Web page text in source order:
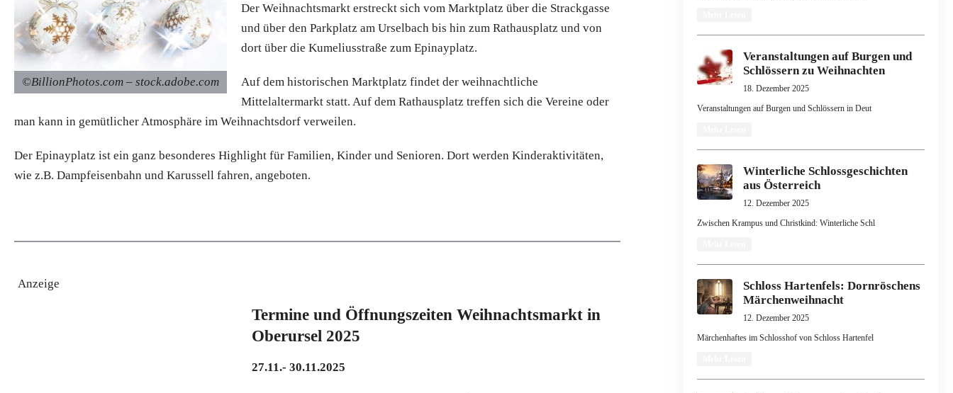
©BillionPhotos.com – stock.adobe.com
Der Weihnachtsmarkt erstreckt sich vom Marktplatz über die Strackgasse
und über den Parkplatz am Urselbach bis hin zum Rathausplatz und von
dort über die Kumeliusstraße zum Epinayplatz.
Auf dem historischen Marktplatz findet der weihnachtliche
Mittelaltermarkt statt. Auf dem Rathausplatz treffen sich die Vereine oder
man kann in gemütlicher Atmosphäre im Weihnachtsdorf verweilen.
Der Epinayplatz ist ein ganz besonderes Highlight für Familien, Kinder und Senioren. Dort werden Kinderaktivitäten,
wie z.B. Dampfeisenbahn und Karussell fahren, angeboten.
Anzeige
Termine und Öffnungszeiten Weihnachtsmarkt in
Oberursel 2025
27.11.- 30.11.2025
Veranstaltungen auf Burgen und
Schlössern zu Weihnachten
18. Dezember 2025
Veranstaltungen auf Burgen und Schlössern in Deut
Winterliche Schlossgeschichten
aus Österreich
12. Dezember 2025
Zwischen Krampus und Christkind: Winterliche Schl
Schloss Hartenfels: Dornröschens
Märchenweihnacht
12. Dezember 2025
Märchenhaftes im Schlosshof von Schloss Hartenfel